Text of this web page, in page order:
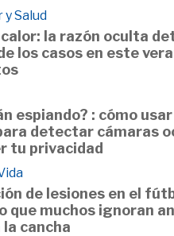
Salud
calor: la razón oculta
los casos en este
espiando? : cómo
detectar cámaras
tu privacidad
de lesiones en el
que muchos ignoran
cancha